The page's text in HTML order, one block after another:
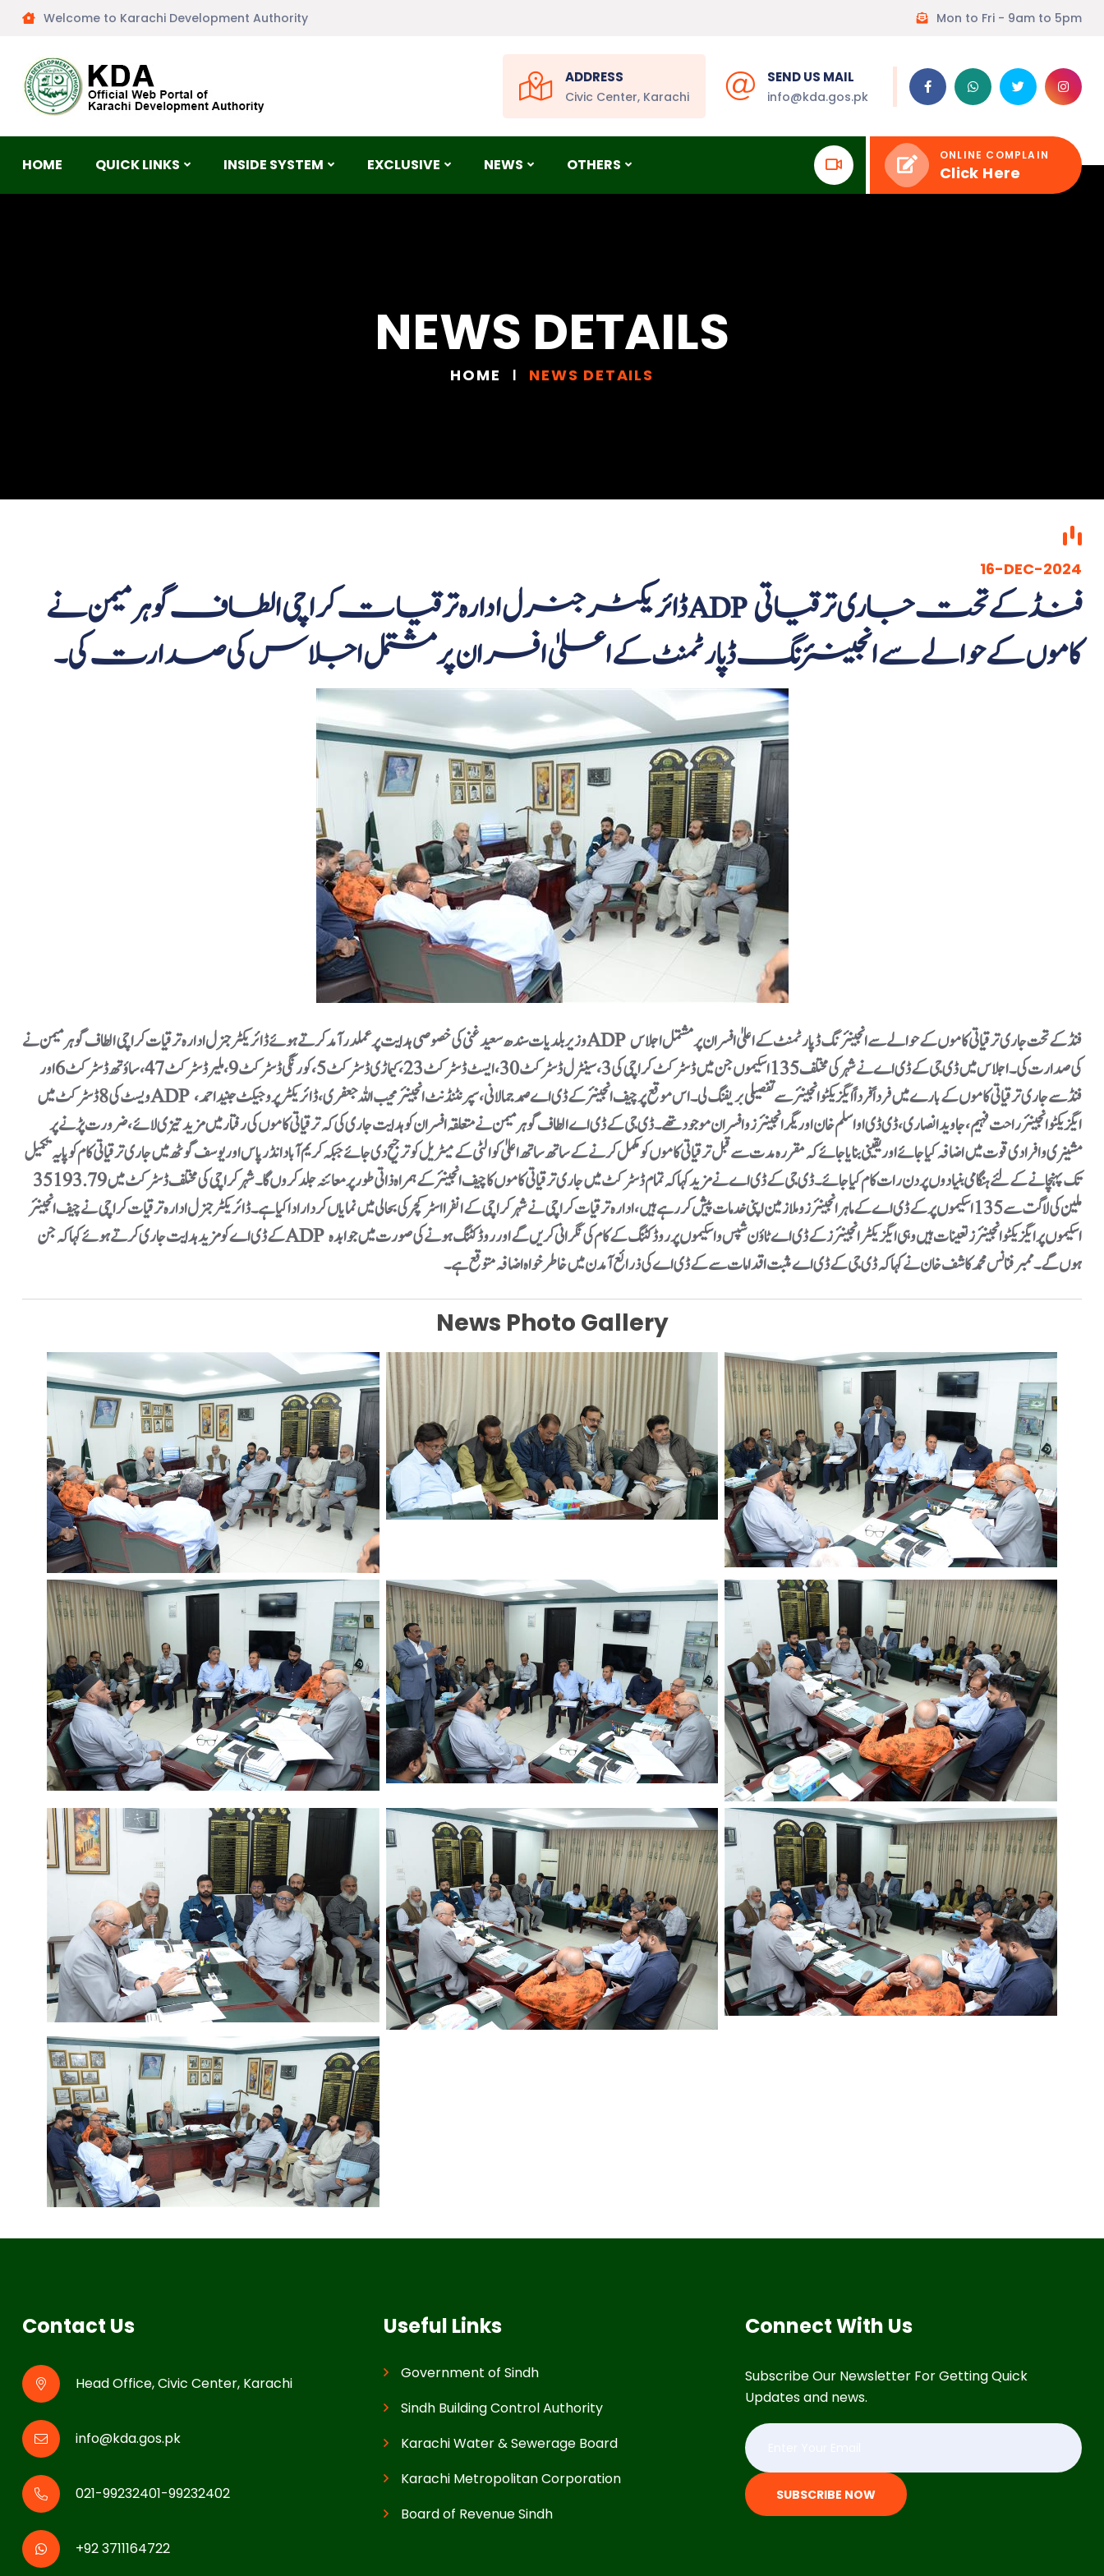
Welcome to Karachi Development Authority Mon to Fri - 9am to 5pm
ADDRESS
Civic Center, Karachi
SEND US MAIL
info@kda.gos.pk
HOME QUICK LINKS INSIDE SYSTEM EXCLUSIVE NEWS OTHERS
ONLINE COMPLAIN
Click Here
NEWS DETAILS
HOME NEWS DETAILS
16-DEC-2024
ڈائریکٹر جنرل ادارہ ترقیات کراچی الطاف گوہر میمن نے ADP فنڈ کے تحت جاری ترقیاتی
کاموں کے حوالے سے انجینئرنگ ڈپارٹمنٹ کے اعلیٰ افسران پر مشتمل اجلاس کی صدارت کی۔
وزیربلدیات سندھ سعید غنی کی خصوصی ہدایت پر عملدرآمدکرتے ہوئے ڈائریکٹر جنرل ادارہ ترقیات کراچی الطاف گوہر میمن نے ADP فنڈ کے تحت جاری ترقیاتی کاموں کے حوالے سے انجینئرنگ ڈپارٹمنٹ کے اعلیٰ افسران پر مشتمل اجلاس
کی صدارت کی۔ اجلاس میں ڈی جی کے ڈی اے نے شہر کی مختلف 135 اسکیموں جن میں ڈسٹرکٹ کراچی کی 3، سینٹرل ڈسٹرکٹ 30، ایسٹ ڈسٹرکٹ 23، کیماڑی ڈسٹرکٹ 5، کورنگی ڈسٹرکٹ 9، ملیر ڈسٹرکٹ47، ساؤتھ ڈسٹرکٹ6 اور
ویسٹ کی 8 ڈسٹرکٹ میں ADP فنڈ سے جاری ترقیاتی کاموں کے بارے میں فرداً فرداً ایگزیکٹو انجینئر سے تفصیلی بریفنگ لی۔ اس موقع پر چیف انجینئر کے ڈی اے صمد جمالانی، سپرنٹنڈنٹ انجینئر محیب اللہ جعفری، ڈائریکٹر پروجیکٹ جنید احمد،
ایگزیکٹو انجینئر راحت فہیم، جاوید انصاری، ڈی ڈی او اسلم خان اوریگر انجینئرز وافسران موجود تھے۔ڈی جی کے ڈی اے الطاف گوہر میمن نے متعلقہ افسران کو ہدایت جاری کی کہ ترقیاتی کاموں کی رفتار میں مزید تیزی لائے، ضرورت پڑنے پر
مشینری و افرادی قوت میں اضافہ کیا جائے اور یقینی بنایا جائے کہ مقررہ مدت سے قبل ترقیاتی کاموں کو مکمل کرنے کے ساتھ ساتھ اعلیٰ کوالٹی کے میٹریل کو ترجیح دی جائے جبکہ کریم آباد انڈر پاس اور یوسف گوٹھ میں جاری ترقیاتی کام کو پایہ تکمیل
تک پہنچانے کے لئے ہنگامی بنیادوں پر دن رات کام کیا جائے۔ ڈی جی کے ڈی اے نے مزید کہا کہ تمام ڈسٹرکٹ میں جاری ترقیاتی کاموں کا چیف انجینئر کے ہمراہ ذاتی طور پر معائنہ جلد کروں گا۔ شہر کراچی کی مختلف ڈسٹرکٹ میں 35193.79
ملین کی لاگت سے 135 اسکیموں پر کے ڈی اے کے ماہر انجینئرز و ملازمین اپنی خدمات پیش کررہے ہیں، ادارہ ترقیات کراچی نے شہر کراچی کے انفرا اسٹرکچر کی بحالی میں نمایاں کردار ادا کیا ہے۔ ڈائریکٹر جنرل ادارہ ترقیات کراچی نے چیف انجینئر
کے ڈی اے کو مزید ہدایت جاری کرتے ہوئے کہا کہ جن ADP اسکیموں پرایگزیکٹو انجینئرز تعینات ہیں وہی ایگزیکٹر انجینئرز کے ڈی اے ٹاؤن شپس و اسکیموں پر روڈ کٹنگ کے کام کی نگرانی کریں گے اور روڈ کٹنگ ہونے کی صورت میں جوابدہ
ہوں گے۔ ممبر فنانس محمد کاشف خان نے کہا کہ ڈی جی کے ڈی اے مثبت اقدامات سے کے ڈی اے کی ذرائع آمدن میں خاطر خواہ اضافہ متوقع ہے۔
News Photo Gallery
Connect With Us
Subscribe Our Newsletter For Getting Quick
Updates and news.
SUBSCRIBE NOW
Useful Links
Government of Sindh
Sindh Building Control Authority
Karachi Water & Sewerage Board
Karachi Metropolitan Corporation
Board of Revenue Sindh
Contact Us
Head Office, Civic Center, Karachi
info@kda.gos.pk
021-99232401-99232402
+92 3711164722